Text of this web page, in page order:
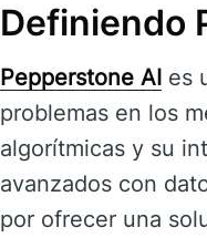
Definiendo
Pepperstone AI es
problemas en los
algorítmicas y su
avanzados con
por ofrecer una